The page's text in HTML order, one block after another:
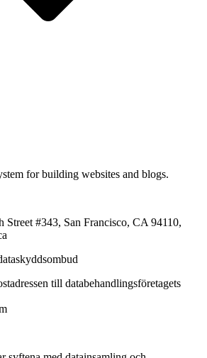
for building websites and blogs.
Street #343, San Francisco, CA 94110,
till databehandlingsföretagets